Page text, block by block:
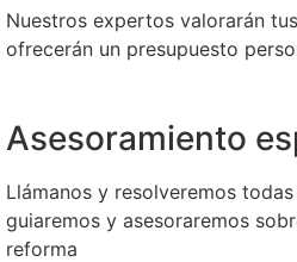
Nuestros expertos valorarán
ofrecerán un presupuesto
Asesoramiento
Llámanos y resolveremos
guiaremos y asesoraremos
reforma